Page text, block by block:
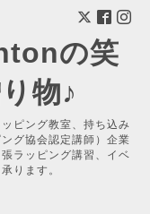
の笑
物♪
ピング教室、持ち込み
グ協会認定講師）企業
ラッピング講習、イベ
ります。